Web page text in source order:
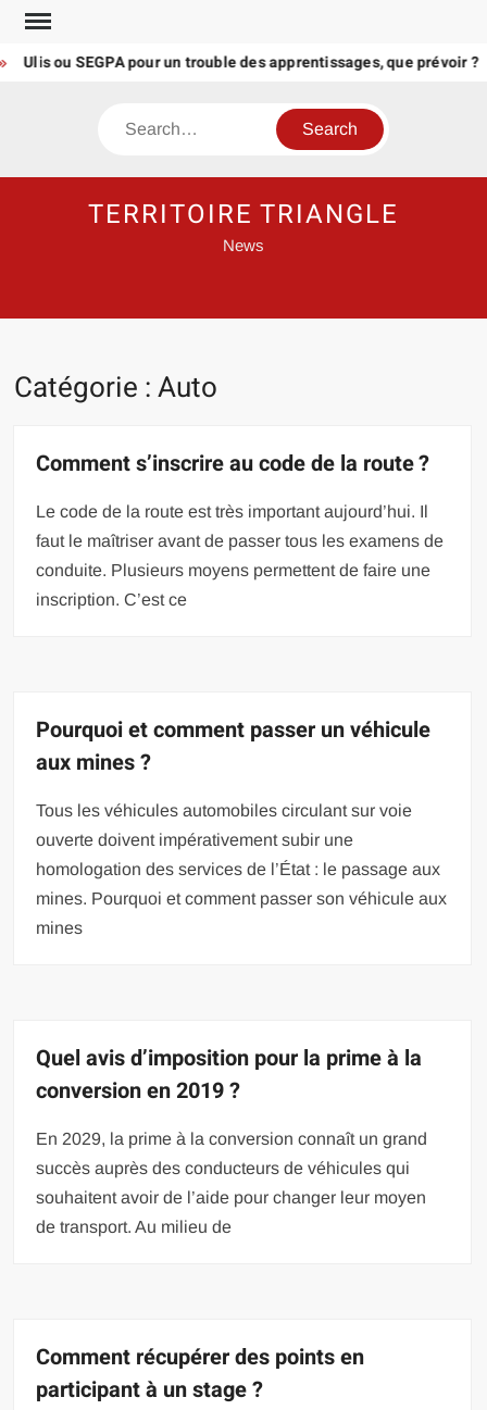
Skip
content
ou SEGPA pour un trouble des apprentissages, que prévoir ?
Search
TERRITOIRE TRIANGLE
News
Catégorie :Auto
Comment s’inscrire au code de la route ?
Le code de la route est très important aujourd’hui. Il
faut le maîtriser avant de passer tous les examens de
conduite. Plusieurs moyens permettent de faire une
inscription. C’est ce
Pourquoi et comment passer un véhicule
aux mines ?
Tous les véhicules automobiles circulant sur voie
ouverte doivent impérativement subir une
homologation des services de l’État : le passage aux
mines. Pourquoi et comment passer son véhicule aux
mines
Quel avis d’imposition pour la prime à la
conversion en 2019 ?
En 2029, la prime à la conversion connaît un grand
succès auprès des conducteurs de véhicules qui
souhaitent avoir de l’aide pour changer leur moyen
de transport. Au milieu de
Comment récupérer des points en
participant à un stage ?